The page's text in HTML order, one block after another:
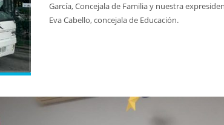
García, Concejala de Familia y nuestra
Eva Cabello, concejala de Educación.